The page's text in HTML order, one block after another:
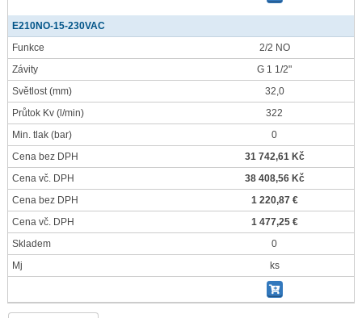
E210NO-15-230VAC
Funkce
2/2 NO
Závity
G 1 1/2"
Světlost(mm)
32,0
Průtok Kv (l/min)
322
Min. tlak (bar)
0
Cena bez DPH
31 742,61 Kč
Cena vč. DPH
38 408,56 Kč
Cena bez DPH
1 220,87 €
Cena vč. DPH
1 477,25 €
Skladem
0
Mj
ks